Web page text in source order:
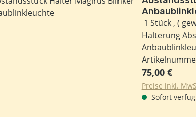
1 Stück , (
Halterung
Fahrerhaus
usw..
Lagerbestand.
Regulärer
75,00 €
Preise inkl.
Sofort